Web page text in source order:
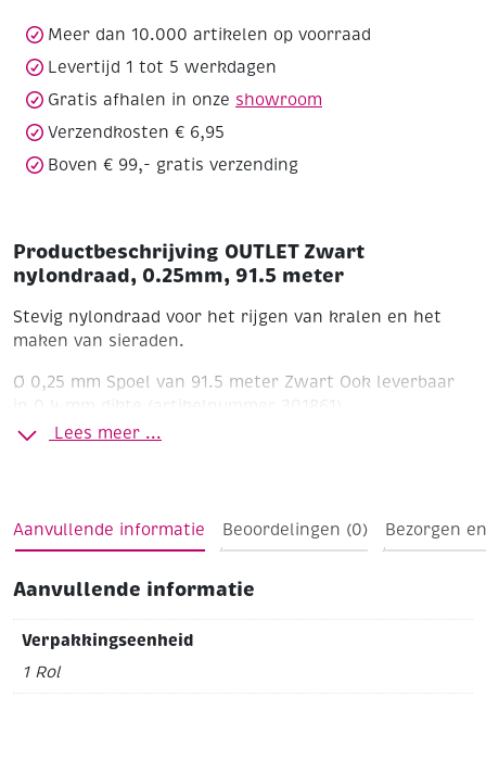
aantal
Meer dan 10.000 artikelen op voorraad
Levertijd 1 tot 5 werkdagen
Gratis afhalen in onze showroom
Verzendkosten € 6,95
Boven € 99,- gratis verzending
Productbeschrijving OUTLET Zwart
nylondraad, 0.25mm, 91.5 meter
Stevig nylondraad voor het rijgen van kralen en het
maken van sieraden.
Ø 0,25 mm Spoel van 91.5 meter Zwart Ook leverbaar
in 0,4 mm dikte (artikelnummer 301861)
Lees meer ...
Aanvullende informatie Beoordelingen (0) Bezorgen
Aanvullende informatie
Verpakkingseenheid
1 Rol